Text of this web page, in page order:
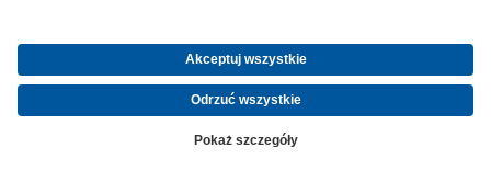
O firmieWydarzeniaAktualnościCareer opportunities at KSBMedia
ZastrzeżenieInformacje o spółce